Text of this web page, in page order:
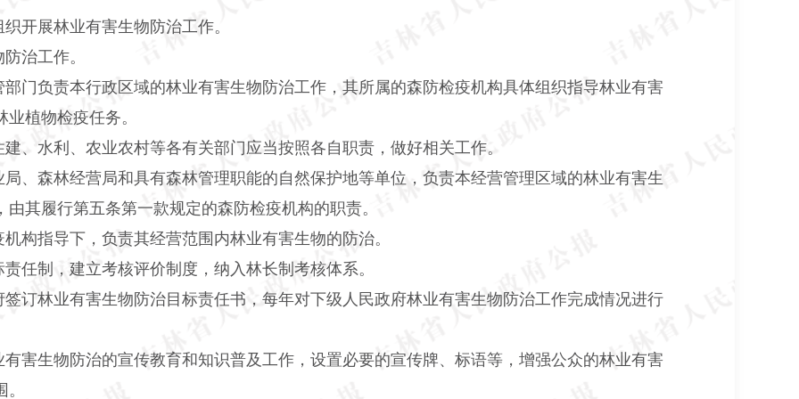
开展林业有害生物防治工作。
治工作。
门负责本行政区域的林业有害生物防治工作，其所属的森防检疫机构具体组织指导林业有害
植物检疫任务。
、水利、农业农村等各有关部门应当按照各自职责，做好相关工作。
、森林经营局和具有森林管理职能的自然保护地等单位，负责本经营管理区域的林业有害生
其履行第五条第一款规定的森防检疫机构的职责。
构指导下，负责其经营范围内林业有害生物的防治。
任制，建立考核评价制度，纳入林长制考核体系。
订林业有害生物防治目标责任书，每年对下级人民政府林业有害生物防治工作完成情况进行
害生物防治的宣传教育和知识普及工作，设置必要的宣传牌、标语等，增强公众的林业有害